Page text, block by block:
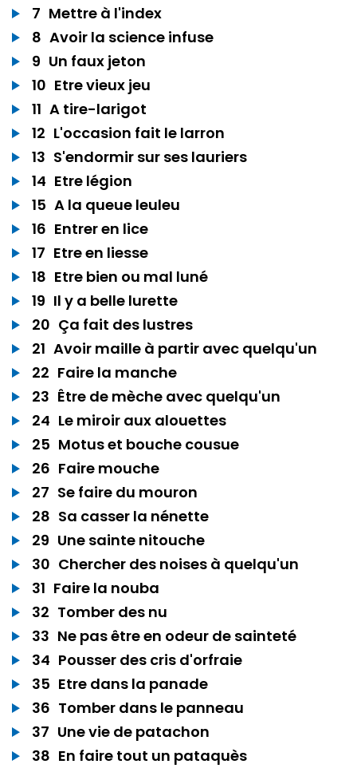
7 Mettre à l'index
8 Avoir la science infuse
9 Un faux jeton
10 Etre vieux jeu
11 A tire-larigot
12 L'occasion fait le larron
13 S'endormir sur ses lauriers
14 Etre légion
15 A la queue leuleu
16 Entrer en lice
17 Etre en liesse
18 Etre bien ou mal luné
19 Il y a belle lurette
20 Ça fait des lustres
21 Avoir maille à partir avec quelqu'un
22 Faire la manche
23 Être de mèche avec quelqu'un
24 Le miroir aux alouettes
25 Motus et bouche cousue
26 Faire mouche
27 Se faire du mouron
28 Sa casser la nénette
29 Une sainte nitouche
30 Chercher des noises à quelqu'un
31 Faire la nouba
32 Tomber des nu
33 Ne pas être en odeur de sainteté
34 Pousser des cris d'orfraie
35 Etre dans la panade
36 Tomber dans le panneau
37 Une vie de patachon
38 En faire tout un pataquès